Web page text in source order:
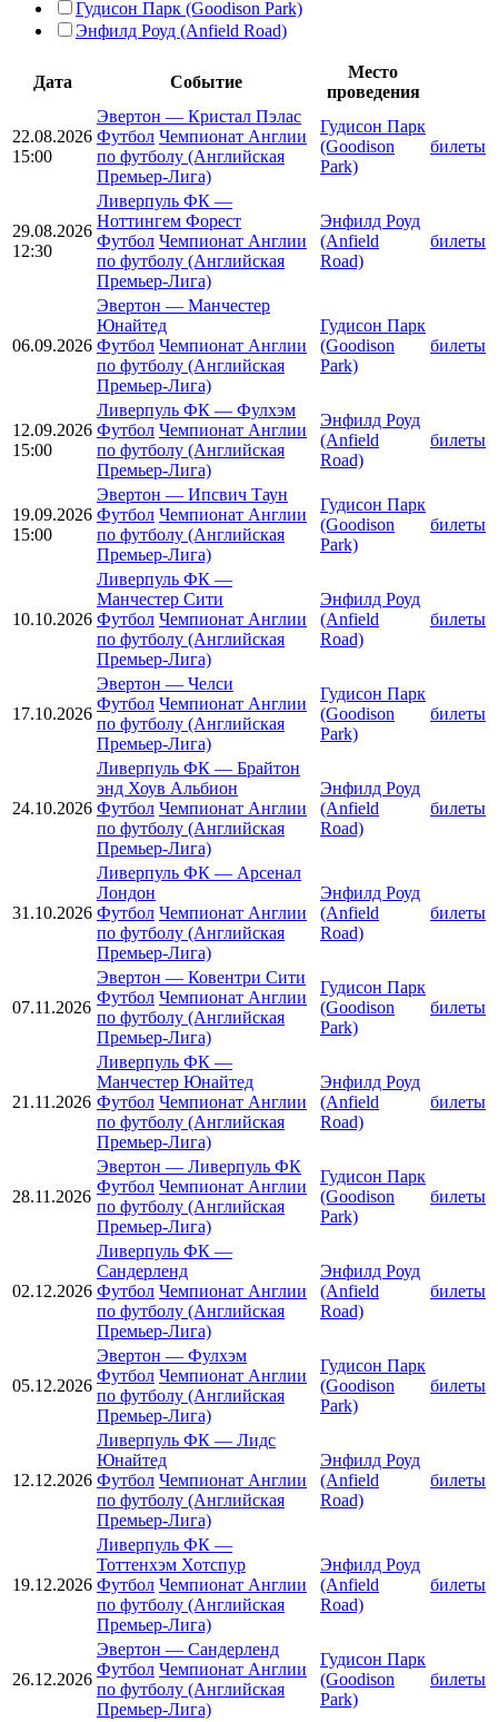
Гудисон Парк (Goodison Park)
Энфилд Роуд (Anfield Road)
Дата Событие
Место
проведения
22.08.2026
15:00
Эвертон — Кристал Пэлас
Футбол Чемпионат Англии
по футболу (Английская
Премьер-Лига)
Гудисон Парк
(Goodison
Park)
билеты
29.08.2026
12:30
Ливерпуль ФК —
Ноттингем Форест
Футбол Чемпионат Англии
по футболу (Английская
Премьер-Лига)
Энфилд Роуд
(Anfield
Road)
билеты
06.09.2026
Эвертон — Манчестер
Юнайтед
Футбол Чемпионат Англии
по футболу (Английская
Премьер-Лига)
Гудисон Парк
(Goodison
Park)
билеты
12.09.2026
15:00
Ливерпуль ФК — Фулхэм
Футбол Чемпионат Англии
по футболу (Английская
Премьер-Лига)
Энфилд Роуд
(Anfield
Road)
билеты
19.09.2026
15:00
Эвертон — Ипсвич Таун
Футбол Чемпионат Англии
по футболу (Английская
Премьер-Лига)
Гудисон Парк
(Goodison
Park)
билеты
10.10.2026
Ливерпуль ФК —
Манчестер Сити
Футбол Чемпионат Англии
по футболу (Английская
Премьер-Лига)
Энфилд Роуд
(Anfield
Road)
билеты
17.10.2026
Эвертон — Челси
Футбол Чемпионат Англии
по футболу (Английская
Премьер-Лига)
Гудисон Парк
(Goodison
Park)
билеты
24.10.2026
Ливерпуль ФК — Брайтон
энд Хоув Альбион
Футбол Чемпионат Англии
по футболу (Английская
Премьер-Лига)
Энфилд Роуд
(Anfield
Road)
билеты
31.10.2026
Ливерпуль ФК — Арсенал
Лондон
Футбол Чемпионат Англии
по футболу (Английская
Премьер-Лига)
Энфилд Роуд
(Anfield
Road)
билеты
07.11.2026
Эвертон — Ковентри Сити
Футбол Чемпионат Англии
по футболу (Английская
Премьер-Лига)
Гудисон Парк
(Goodison
Park)
билеты
21.11.2026
Ливерпуль ФК —
Манчестер Юнайтед
Футбол Чемпионат Англии
по футболу (Английская
Премьер-Лига)
Энфилд Роуд
(Anfield
Road)
билеты
28.11.2026
Эвертон — Ливерпуль ФК
Футбол Чемпионат Англии
по футболу (Английская
Премьер-Лига)
Гудисон Парк
(Goodison
Park)
билеты
02.12.2026
Ливерпуль ФК —
Сандерленд
Футбол Чемпионат Англии
по футболу (Английская
Премьер-Лига)
Энфилд Роуд
(Anfield
Road)
билеты
05.12.2026
Эвертон — Фулхэм
Футбол Чемпионат Англии
по футболу (Английская
Премьер-Лига)
Гудисон Парк
(Goodison
Park)
билеты
12.12.2026
Ливерпуль ФК — Лидс
Юнайтед
Футбол Чемпионат Англии
по футболу (Английская
Премьер-Лига)
Энфилд Роуд
(Anfield
Road)
билеты
19.12.2026
Ливерпуль ФК —
Тоттенхэм Хотспур
Футбол Чемпионат Англии
по футболу (Английская
Премьер-Лига)
Энфилд Роуд
(Anfield
Road)
билеты
26.12.2026
Эвертон — Сандерленд
Футбол Чемпионат Англии
по футболу (Английская
Премьер-Лига)
Гудисон Парк
(Goodison
Park)
билеты